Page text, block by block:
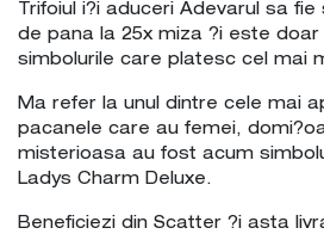
Trifoiul i?i aduceri Adevarul sa
de pana la 25x miza ?i este doar
simbolurile care platesc cel mai
Ma refer la unul dintre cele mai
pacanele care au femei,
misterioasa au fost acum
Ladys Charm Deluxe.
Beneficiezi din Scatter ?i asta